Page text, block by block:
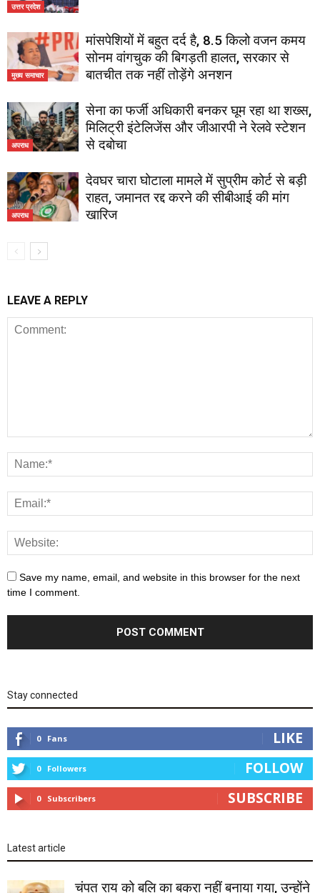
उत्तर प्रदेश
मुख्य समाचार
मांसपेशियों में बहुत दर्द है, 8.5 किलो वजन कमय
सोनम वांगचुक की बिगड़ती हालत, सरकार से
बातचीत तक नहीं तोड़ेंगे अनशन
अपराध
सेना का फर्जी अधिकारी बनकर घूम रहा था शख्स,
मिलिट्री इंटेलिजेंस और जीआरपी ने रेलवे स्टेशन
से दबोचा
अपराध
देवघर चारा घोटाला मामले में सुप्रीम कोर्ट से बड़ी
राहत, जमानत रद्द करने की सीबीआई की मांग
खारिज
LEAVE A REPLY
Save my name, email, and website in this browser for the next
time I comment.
Stay connected
0 Fans LIKE
0 Followers FOLLOW
0 Subscribers SUBSCRIBE
Latest article
चंपत राय को बलि का बकरा नहीं बनाया गया, उन्होंने